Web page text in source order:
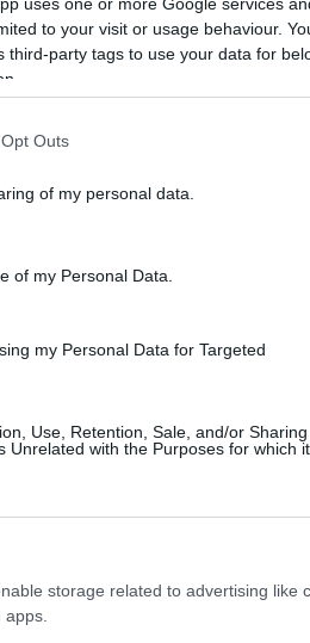
uses one or more Google services
to your visit or usage behaviour.
third-party tags to use your data for
Outs
of my personal data.
of my Personal Data.
my Personal Data for Targeted
Use, Retention, Sale, and/or Sharing
Unrelated with the Purposes for which it
storage related to advertising like
apps.
munkatársai a felmerülő
Duna vizét némileg felmelegíti